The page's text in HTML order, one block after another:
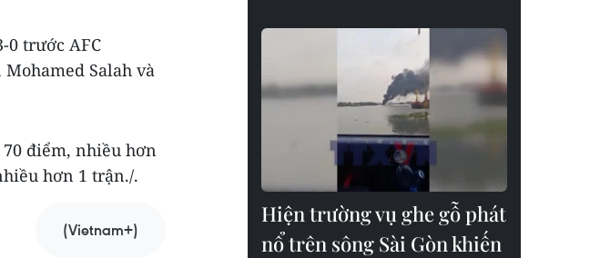
0 trước AFC
Salah và
điểm, nhiều hơn
hơn 1 trận./.
(Vietnam+)
Hiện trường vụ ghe gỗ phát
nổ trên sông Sài Gòn khiến